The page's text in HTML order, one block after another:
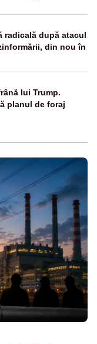
radicală după atacul
din nou în
lui Trump.
planul de foraj